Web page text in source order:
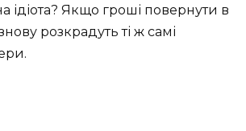
ідіота? Якщо гроші повернути в
розкрадуть ті ж самі